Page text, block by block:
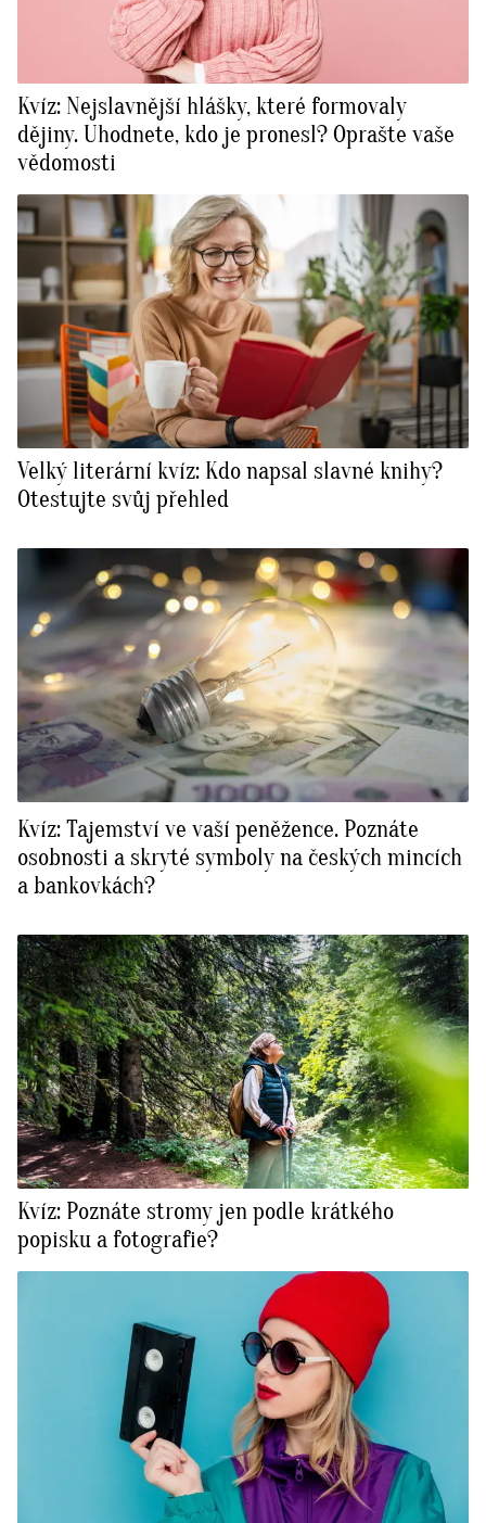
Kvíz: Nejslavnější hlášky, které formovaly
dějiny. Uhodnete, kdo je pronesl? Oprašte vaše
vědomosti
Velký literární kvíz: Kdo napsal slavné knihy?
Otestujte svůj přehled
Kvíz: Tajemství ve vaší peněžence. Poznáte
osobnosti a skryté symboly na českých mincích
a bankovkách?
Kvíz: Poznáte stromy jen podle krátkého
popisku a fotografie?